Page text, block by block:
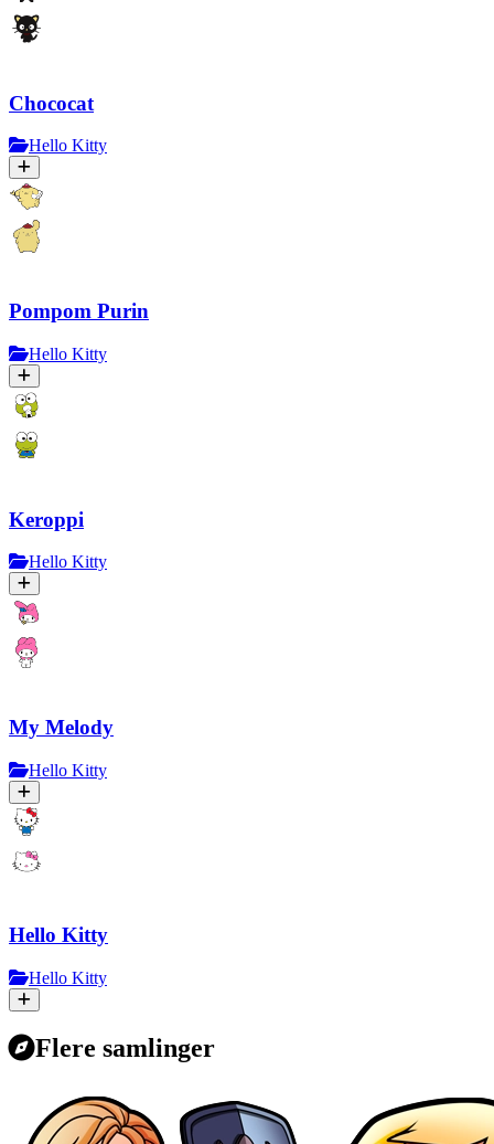
Chococat
Hello Kitty
Pompom Purin
Hello Kitty
Keroppi
Hello Kitty
My Melody
Hello Kitty
Hello Kitty
Hello Kitty
Flere samlinger